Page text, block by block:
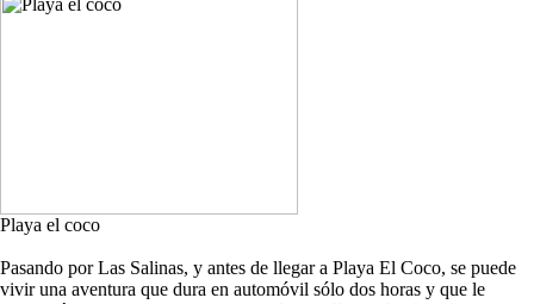
Playa el coco
Pasando por Las Salinas, y antes de llegar a Playa El Coco, se puede
vivir una aventura que dura en automóvil sólo dos horas y que le